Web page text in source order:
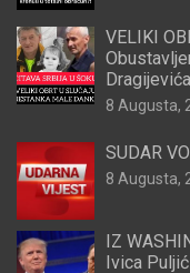
VELIKI
8 Augusta,
SUDAR
8 Augusta,
IZ
Ivica